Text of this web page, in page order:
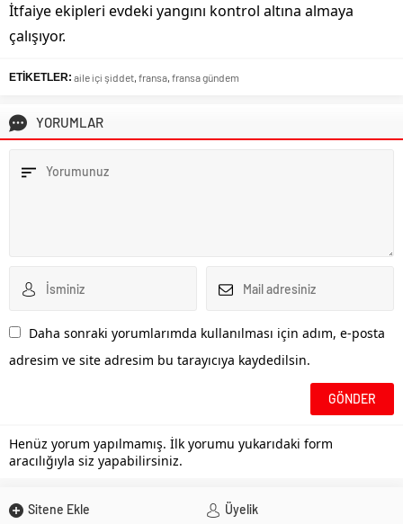
İtfaiye ekipleri evdeki yangını kontrol altına almaya
çalışıyor.
ETİKETLER: aile içi şiddet, fransa, fransa gündem
YORUMLAR
Daha sonraki yorumlarımda kullanılması için adım, e-posta
adresim ve site adresim bu tarayıcıya kaydedilsin.
Henüz yorum yapılmamış. İlk yorumu yukarıdaki form
aracılığıyla siz yapabilirsiniz.
Sitene Ekle Üyelik